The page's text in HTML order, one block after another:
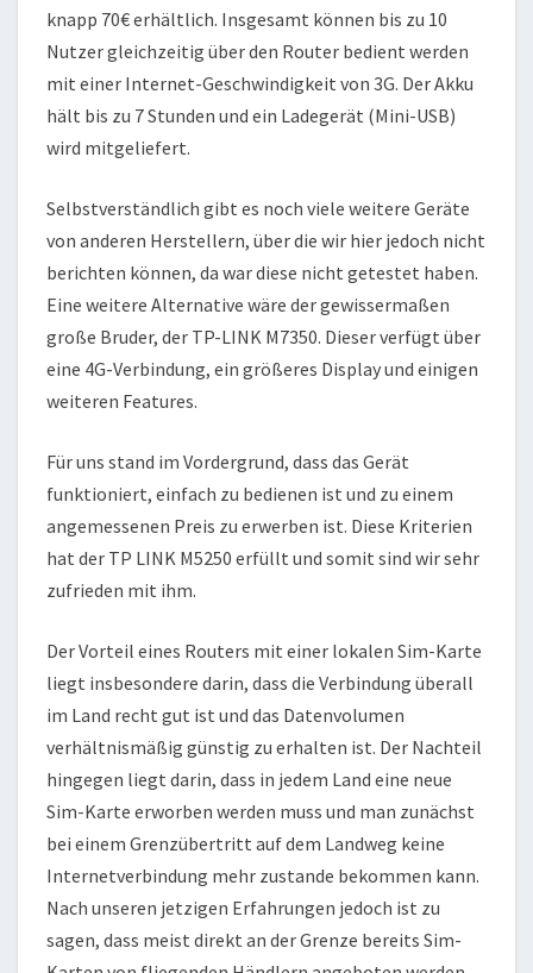
knapp 70€ erhältlich. Insgesamt können bis zu 10
Nutzer gleichzeitig über den Router bedient werden
mit einer Internet-Geschwindigkeit von 3G. Der Akku
hält bis zu 7 Stunden und ein Ladegerät (Mini-USB)
wird mitgeliefert.
Selbstverständlich gibt es noch viele weitere Geräte
von anderen Herstellern, über die wir hier jedoch nicht
berichten können, da war diese nicht getestet haben.
Eine weitere Alternative wäre der gewissermaßen
große Bruder, der TP-LINK M7350. Dieser verfügt über
eine 4G-Verbindung, ein größeres Display und einigen
weiteren Features.
Für uns stand im Vordergrund, dass das Gerät
funktioniert, einfach zu bedienen ist und zu einem
angemessenen Preis zu erwerben ist. Diese Kriterien
hat der TP LINK M5250 erfüllt und somit sind wir sehr
zufrieden mit ihm.
Der Vorteil eines Routers mit einer lokalen Sim-Karte
liegt insbesondere darin, dass die Verbindung überall
im Land recht gut ist und das Datenvolumen
verhältnismäßig günstig zu erhalten ist. Der Nachteil
hingegen liegt darin, dass in jedem Land eine neue
Sim-Karte erworben werden muss und man zunächst
bei einem Grenzübertritt auf dem Landweg keine
Internetverbindung mehr zustande bekommen kann.
Nach unseren jetzigen Erfahrungen jedoch ist zu
sagen, dass meist direkt an der Grenze bereits Sim-